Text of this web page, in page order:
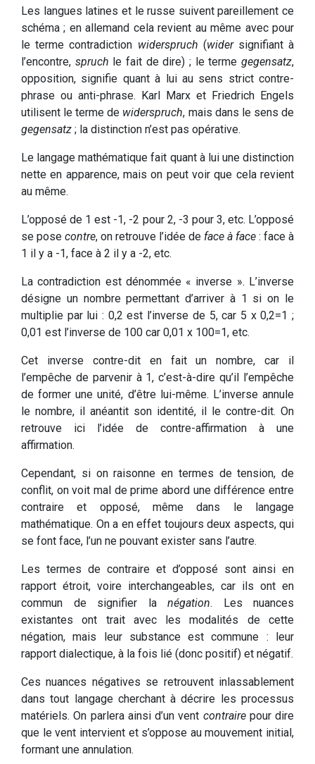
Les langues latines et le russe suivent pareillement ce
schéma ; en allemand cela revient au même avec pour
le terme contradiction widerspruch (widersignifiant à
l’encontre, spruch le fait de dire) ; le termegegensatz,
opposition, signifie quant à lui au sens strict contre-
phrase ou anti-phrase. Karl Marx et Friedrich Engels
utilisent le terme de widerspruch, mais dans le sens de
gegensatz ; la distinction n’est pas opérative.
Le langage mathématique fait quant à lui une distinction
nette en apparence, mais on peut voir que cela revient
au même.
L’opposé de 1 est -1, -2 pour 2, -3 pour 3, etc. L’opposé
se pose contre, on retrouve l’idée de face à face : face à
1 il y a -1, face à 2 il y a -2, etc.
La contradiction est dénommée « inverse ». L’inverse
désigne un nombre permettant d’arriver à 1 si on le
multiplie par lui : 0,2 est l’inverse de 5, car 5 x 0,2=1 ;
0,01 est l’inverse de 100 car 0,01 x 100=1, etc.
Cet inverse contre-dit en fait un nombre, car il
l’empêche de parvenir à 1, c’est-à-dire qu’il l’empêche
de former une unité, d’être lui-même. L’inverse annule
le nombre, il anéantit son identité, il le contre-dit. On
retrouve ici l’idée de contre-affirmation à une
affirmation.
Cependant, si on raisonne en termes de tension, de
conflit, on voit mal de prime abord une différence entre
contraire et opposé, même dans le langage
mathématique. On a en effet toujours deux aspects, qui
se font face, l’un ne pouvant exister sans l’autre.
Les termes de contraire et d’opposé sont ainsi en
rapport étroit, voire interchangeables, car ils ont en
commun de signifier la négation. Les nuances
existantes ont trait avec les modalités de cette
négation, mais leur substance est commune : leur
rapport dialectique, à la fois lié (donc positif) et négatif.
Ces nuances négatives se retrouvent inlassablement
dans tout langage cherchant à décrire les processus
matériels. On parlera ainsi d’un vent contrairepour dire
que le vent intervient et s’oppose au mouvement initial,
formant une annulation.